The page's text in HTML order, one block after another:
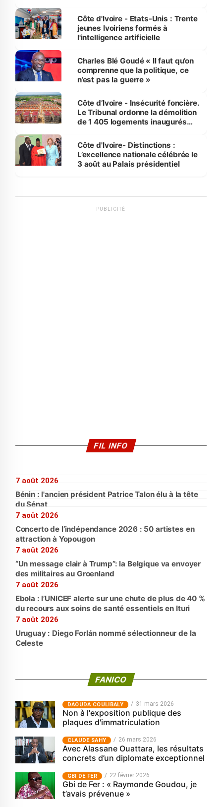
Côte d'Ivoire - Etats-Unis : Trente
jeunes Ivoiriens formés à
l'intelligence artificielle
Charles Blé Goudé « Il faut qu’on
comprenne que la politique, ce
n’est pas la guerre »
Côte d’Ivoire - Insécurité foncière.
Le Tribunal ordonne la démolition
de 1 405 logements inaugurés
Bassam
Côte d'Ivoire- Distinctions :
L’excellence nationale célébrée le
3 août au Palais présidentiel
PUBLICITÉ
FIL INFO
7 août 2026
Bénin : l'ancien président Patrice Talon élu à la tête
du Sénat
7 août 2026
Concerto de l’indépendance 2026 : 50 artistes en
attraction à Yopougon
7 août 2026
“Un message clair à Trump”: la Belgique va envoyer
des militaires au Groenland
7 août 2026
Ebola : l’UNICEF alerte sur une chute de plus de 40 %
du recours aux soins de santé essentiels en Ituri
7 août 2026
Uruguay : Diego Forlán nommé sélectionneur de la
Celeste
FANICO
‎DAOUDA COULIBALY 31 mars 2026
Non à l'exposition publique des
plaques d'immatriculation
CLAUDE SAHY 26 mars 2026
Avec Alassane Ouattara, les résultats
concrets d’un diplomate exceptionnel
GBI DE FER 22 février 2026
Gbi de Fer : « Raymonde Goudou, je
t’avais prévenue »